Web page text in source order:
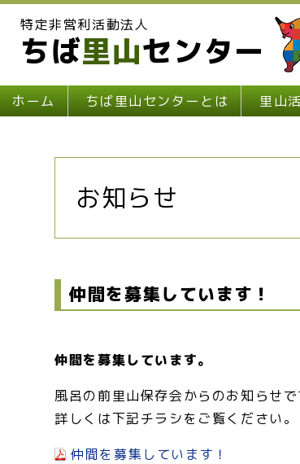
特定非営利活動法人
ちば里山センター
ホーム ちば里山センターとは 里山
お知らせ
仲間を募集しています！
仲間を募集しています。
風呂の前里山保存会からのお知らせで
詳しくは下記チラシをご覧ください。
仲間を募集しています！